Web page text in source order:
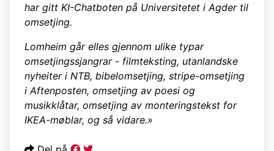
har gitt KI-Chatboten på Universitetet i Agder til
omsetjing.
Lomheim går elles gjennom ulike typar
omsetjingssjangrar - filmteksting, utanlandske
nyheiter i NTB, bibelomsetjing, stripe-omsetjing
i Aftenposten, omsetjing av poesi og
musikklåtar, omsetjing av monteringstekst for
IKEA-møblar, og så vidare.»